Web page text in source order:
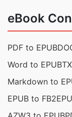
eBook
PDF to EPUB
Word to EPUB
Markdown to
EPUB to FB2